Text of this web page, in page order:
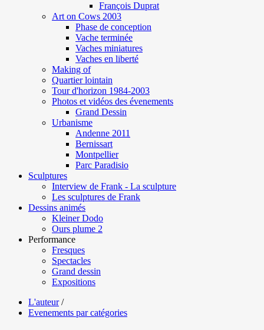
François Duprat
Art on Cows 2003
Phase de conception
Vache terminée
Vaches miniatures
Vaches en liberté
Making of
Quartier lointain
Tour d'horizon 1984-2003
Photos et vidéos des évenements
Grand Dessin
Urbanisme
Andenne 2011
Bernissart
Montpellier
Parc Paradisio
Sculptures
Interview de Frank - La sculpture
Les sculptures de Frank
Dessins animés
Kleiner Dodo
Ours plume 2
Performance
Fresques
Spectacles
Grand dessin
Expositions
L'auteur /
Evenements par catégories